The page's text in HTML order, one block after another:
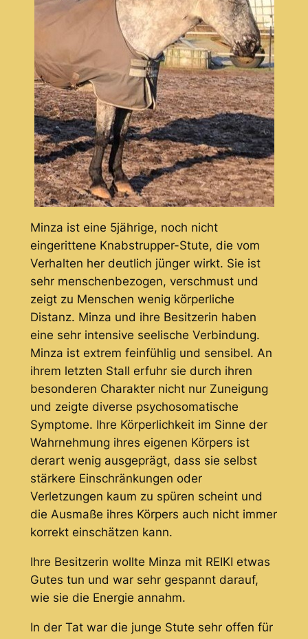
Minza ist eine 5jährige, noch nicht
eingerittene Knabstrupper-Stute, die vom
Verhalten her deutlich jünger wirkt. Sie ist
sehr menschenbezogen, verschmust und
zeigt zu Menschen wenig körperliche
Distanz. Minza und ihre Besitzerin haben
eine sehr intensive seelische Verbindung.
Minza ist extrem feinfühlig und sensibel. An
ihrem letzten Stall erfuhr sie durch ihren
besonderen Charakter nicht nur Zuneigung
und zeigte diverse psychosomatische
Symptome. Ihre Körperlichkeit im Sinne der
Wahrnehmung ihres eigenen Körpers ist
derart wenig ausgeprägt, dass sie selbst
stärkere Einschränkungen oder
Verletzungen kaum zu spüren scheint und
die Ausmaße ihres Körpers auch nicht immer
korrekt einschätzen kann.
Ihre Besitzerin wollte Minza mit REIKI etwas
Gutes tun und war sehr gespannt darauf,
wie sie die Energie annahm.
In der Tat war die junge Stute sehr offen für